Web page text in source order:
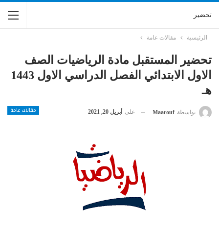
تحضير
الرئيسية مقالات عامة
تحضير المستقبل مادة الرياضيات الصف
الاول الابتدائي الفصل الدراسي الاول 1443
هـ
مقالات عامة بواسطة Maarouf على أبريل 20, 2021